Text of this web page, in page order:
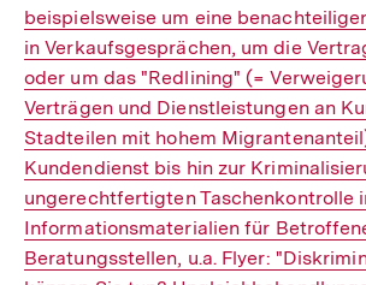
beispielsweise um eine
in Verkaufsgesprächen, um die
oder um das "Redlining" (=
Verträgen und Dienstleistungen an
Stadteilen mit hohem
Kundendienst bis hin zur
ungerechtfertigten Taschenkontrolle
Informationsmaterialien für
Beratungsstellen, u.a. Flyer: